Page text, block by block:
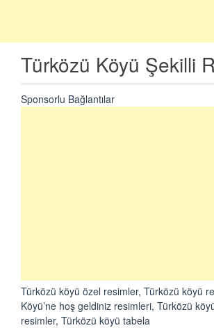
Türközü Köyü Şekilli
Sponsorlu Bağlantılar
Türközü köyü özel resimler, Türközü köyü
Köyü’ne hoş geldiniz resimleri, Türközü
resimler, Türközü köyü tabela